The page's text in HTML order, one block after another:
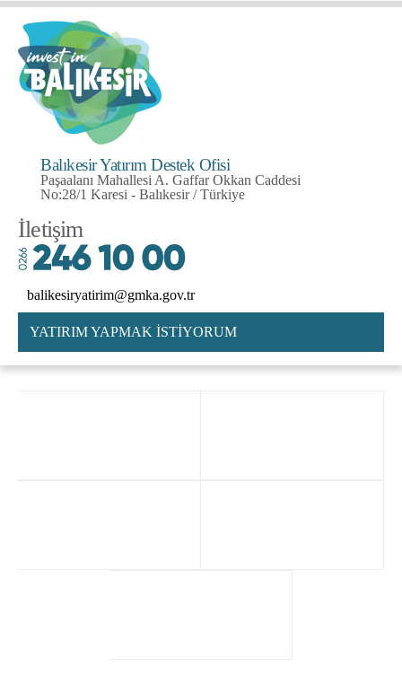
Balıkesir Yatırım Destek Ofisi
Paşaalanı Mahallesi A. Gaffar Okkan Caddesi
No:28/1 Karesi - Balıkesir / Türkiye
İletişim
balikesiryatirim@gmka.gov.tr
YATIRIM YAPMAK İSTİYORUM